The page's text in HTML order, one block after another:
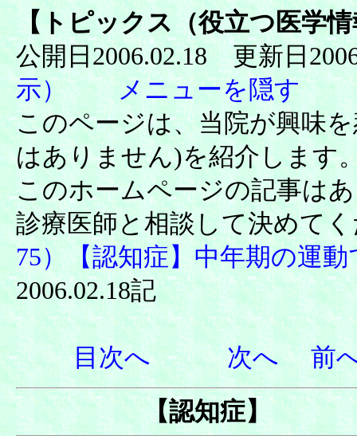
【トピックス（役立つ医学
公開日2006.02.18 更新日
示）
メニューを隠す
このページは、当院が興味
はありません)を紹介します
このホームページの記事は
診療医師と相談して決めて
75）【認知症】中年期の運
2006.02.18記
目次へ 次へ
前
【認知症】